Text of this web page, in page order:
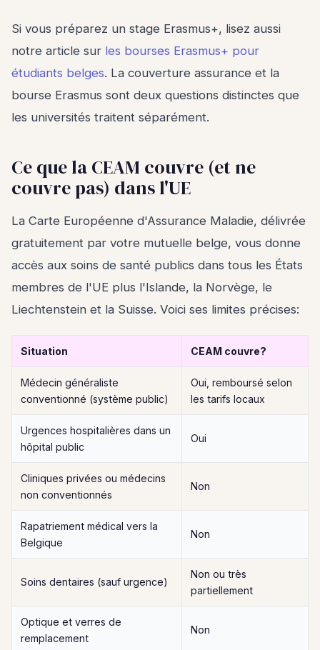
Si vous préparez un stage Erasmus+, lisez aussi
notre article sur les bourses Erasmus+ pour
étudiants belges. La couverture assurance et la
bourse Erasmus sont deux questions distinctes que
les universités traitent séparément.
Ce que la CEAM couvre (et ne
couvre pas) dans l'UE
La Carte Européenne d'Assurance Maladie, délivrée
gratuitement par votre mutuelle belge, vous donne
accès aux soins de santé publics dans tous les États
membres de l'UE plus l'Islande, la Norvège, le
Liechtenstein et la Suisse. Voici ses limites précises:
Situation CEAM couvre?
Médecin généraliste
conventionné (système public)
Oui, remboursé selon
les tarifs locaux
Urgences hospitalières dans un
hôpital public
Oui
Cliniques privées ou médecins
non conventionnés
Non
Rapatriement médical vers la
Belgique
Non
Soins dentaires (sauf urgence)
Non ou très
partiellement
Optique et verres de
remplacement
Non